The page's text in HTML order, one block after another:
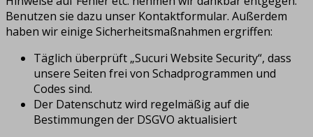
Benutzen sie dazu unser Kontaktformular. Außerdem
haben wir einige Sicherheitsmaßnahmen ergriffen:
Täglich überprüft „Sucuri Website Security“, dass
unsere Seiten frei von Schadprogrammen und
Codes sind.
Der Datenschutz wird regelmäßig auf die
Bestimmungen der DSGVO aktualisiert